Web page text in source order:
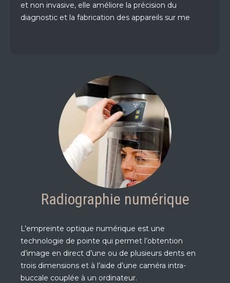
et non invasive, elle améliore la précision du
diagnostic et la fabrication des appareils sur me
Radiographie numérique
L’empreinte optique numérique est une
technologie de pointe qui permet l’obtention
d’image en direct d’une ou de plusieurs dents en
trois dimensions et à l’aide d’une caméra intra-
buccale couplée à un ordinateur.